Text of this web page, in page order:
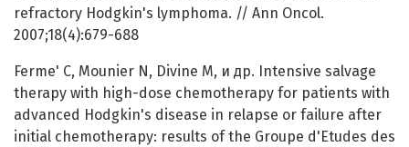
refractory Hodgkin's lymphoma. // Ann Oncol.
2007;18(4):679-688
Ferme' C, Mounier N, Divine M, и др. Intensive salvage
therapy with high-dose chemotherapy for patients with
advanced Hodgkin's disease in relapse or failure after
initial chemotherapy: results of the Groupe d'Etudes des